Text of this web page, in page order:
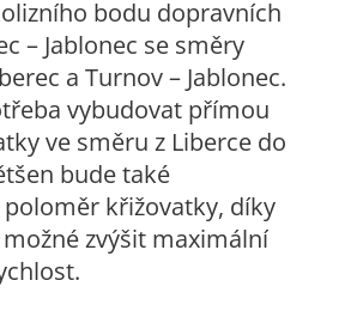
bodu dopravních
– Jablonec se směry
a Turnov – Jablonec.
vybudovat přímou
ve směru z Liberce do
bude také
křižovatky, díky
zvýšit maximální